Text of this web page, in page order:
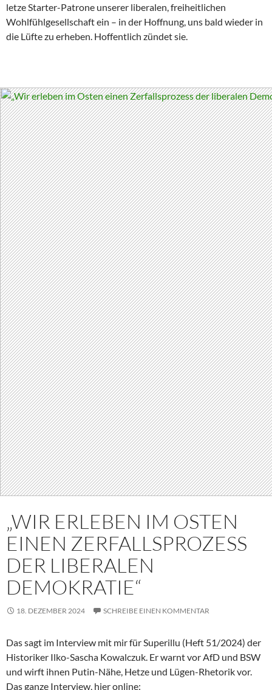
letze Starter-Patrone unserer liberalen, freiheitlichen
Wohlfühlgesellschaft ein – in der Hoffnung, uns bald wieder in
die Lüfte zu erheben. Hoffentlich zündet sie.
„WIR ERLEBEN IM OSTEN
EINEN ZERFALLSPROZESS
DER LIBERALEN
DEMOKRATIE“
18. DEZEMBER 2024 SCHREIBE EINEN KOMMENTAR
Das sagt im Interview mit mir für Superillu (Heft 51/2024) der
Historiker Ilko-Sascha Kowalczuk. Er warnt vor AfD und BSW
und wirft ihnen Putin-Nähe, Hetze und Lügen-Rhetorik vor.
Das ganze Interview, hier online: